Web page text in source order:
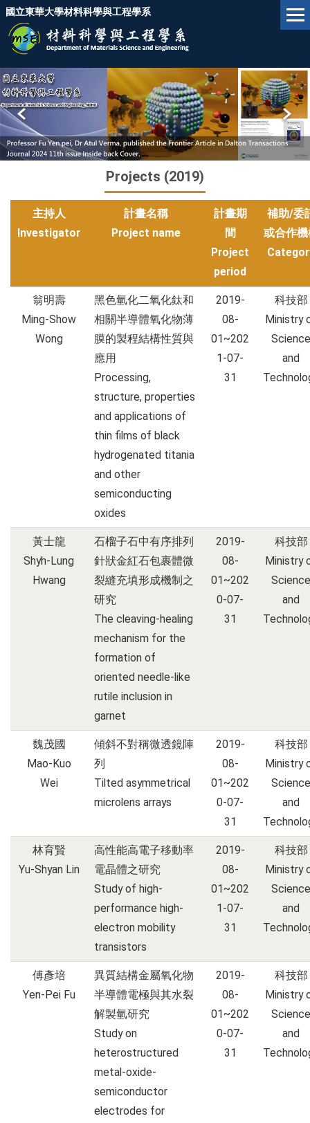
Jump
to
the
main
content
block
國立東華大學材料科學與工程學系
Projects (2019)
主持人
Investigator
計畫名稱
Project name
計畫期
間
Project
period
補助/委
或合作機
翁明壽
Ming-Show
Wong
黑色氫化二氧化鈦和
相關半導體氧化物薄
膜的製程結構性質與
應用
Processing,
structure, properties
and applications of
thin films of black
hydrogenated titania
and other
semiconducting
oxides
2019-
08-
01~202
1-07-
31
科技部
Ministry
Science
and
黃士龍
Shyh-Lung
Hwang
石榴子石中有序排列
針狀金紅石包裹體微
裂縫充填形成機制之
研究
The cleaving-healing
mechanism for the
formation of
oriented needle-like
rutile inclusion in
garnet
2019-
08-
01~202
0-07-
31
科技部
Ministry
Science
and
魏茂國
Mao-Kuo
Wei
傾斜不對稱微透鏡陣
列
Tilted asymmetrical
microlens arrays
2019-
08-
01~202
0-07-
31
科技部
Ministry
Science
and
林育賢
Yu-Shyan Lin
高性能高電子移動率
電晶體之研究
Study of high-
performance high-
electron mobility
transistors
2019-
08-
01~202
1-07-
31
科技部
Ministry
Science
and
傅彥培
Yen-Pei Fu
異質結構金屬氧化物
半導體電極與其水裂
解製氫研究
Study on
heterostructured
metal-oxide-
semiconductor
electrodes for
2019-
08-
01~202
0-07-
31
科技部
Ministry
Science
and